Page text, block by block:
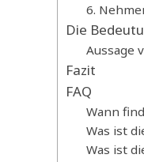
6.
Die
Aussage
Fazit
FAQ
Wann
Was ist
Was ist